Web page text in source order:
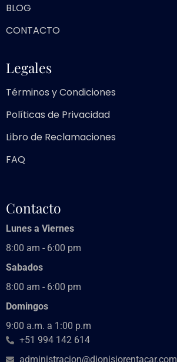
BLOG
CONTACTO
Legales
Términos y Condiciones
Políticas de Privacidad
Libro de Reclamaciones
FAQ
Contacto
Lunes a Viernes
8:00 am - 6:00 pm
Sabados
8:00 am - 6:00 pm
Domingos
9:00 a.m. a 1:00 p.m
+51 994 142 614
administracion@dionisiorentacar.com